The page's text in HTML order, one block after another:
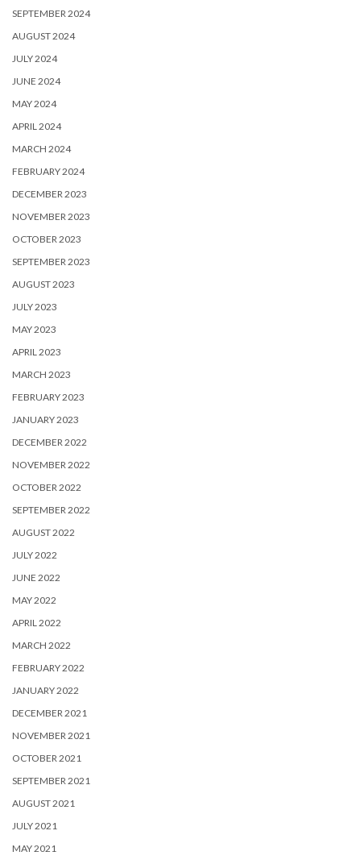
SEPTEMBER 2024
AUGUST 2024
JULY 2024
JUNE 2024
MAY 2024
APRIL 2024
MARCH 2024
FEBRUARY 2024
DECEMBER 2023
NOVEMBER 2023
OCTOBER 2023
SEPTEMBER 2023
AUGUST 2023
JULY 2023
MAY 2023
APRIL 2023
MARCH 2023
FEBRUARY 2023
JANUARY 2023
DECEMBER 2022
NOVEMBER 2022
OCTOBER 2022
SEPTEMBER 2022
AUGUST 2022
JULY 2022
JUNE 2022
MAY 2022
APRIL 2022
MARCH 2022
FEBRUARY 2022
JANUARY 2022
DECEMBER 2021
NOVEMBER 2021
OCTOBER 2021
SEPTEMBER 2021
AUGUST 2021
JULY 2021
MAY 2021